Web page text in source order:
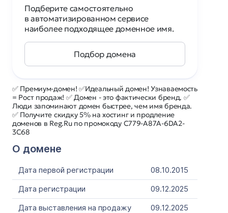
✅ Премиум-домен! ✅Идеальный домен! Узнаваемость
= Рост продаж! ✅ Домен - это фактически бренд. ✅
Люди запоминают домен быстрее, чем имя бренда.
✅ Получите скидку 5% на хостинг и продление
доменов в Reg.Ru по промокоду C779-A87A-6DA2-
3C68
О домене
Дата первой регистрации
08.10.2015
Дата регистрации
09.12.2025
Дата выставления на продажу
09.12.2025
Подберите самостоятельно
в автоматизированном сервисе
наиболее подходящее доменное имя.
Подбор домена